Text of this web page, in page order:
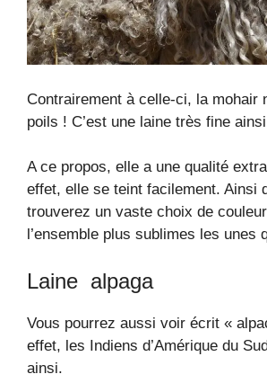
Contrairement à celle-ci, la mohair
poils ! C’est une laine très fine
A ce propos, elle a une qualité
effet, elle se teint facilement. Ainsi
trouverez un vaste choix de
l’ensemble plus sublimes les unes
Laine alpaga
Vous pourrez aussi voir écrit «
effet, les Indiens d’Amérique du
ainsi.